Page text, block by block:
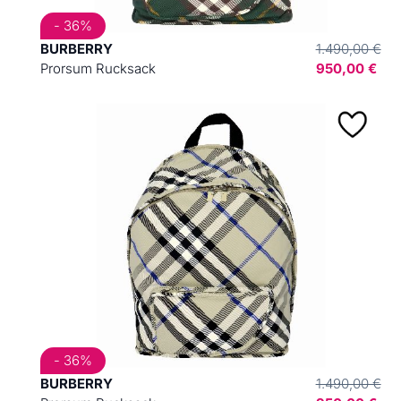
BURBERRY
Prorsum Rucksack
1.490,00 €
950,00 €
- 36%
BURBERRY
1.490,00 €
- 36%